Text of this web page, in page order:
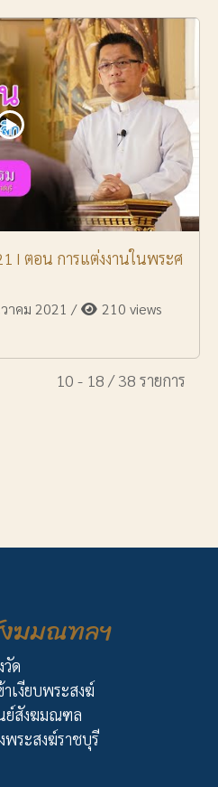
I ตอน การแต่งงานในพระศ
าคม 2021 /
210 views
10 - 18 / 38 รายการ
ฆมณฑลฯ
ด
เงียบพระสงฆ์
ย์สังฆมณฑล
ระสงฆ์ราชบุรี